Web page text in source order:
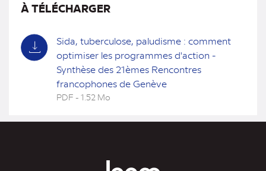
À TÉLÉCHARGER
Sida, tuberculose, paludisme : comment
optimiser les programmes d'action -
Synthèse des 21èmes Rencontres
francophones de Genève
PDF - 1.52 Mo
onglet)